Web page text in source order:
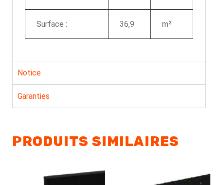
Surface : 36,9 m²
Notice
Garanties
PRODUITS SIMILAIRES